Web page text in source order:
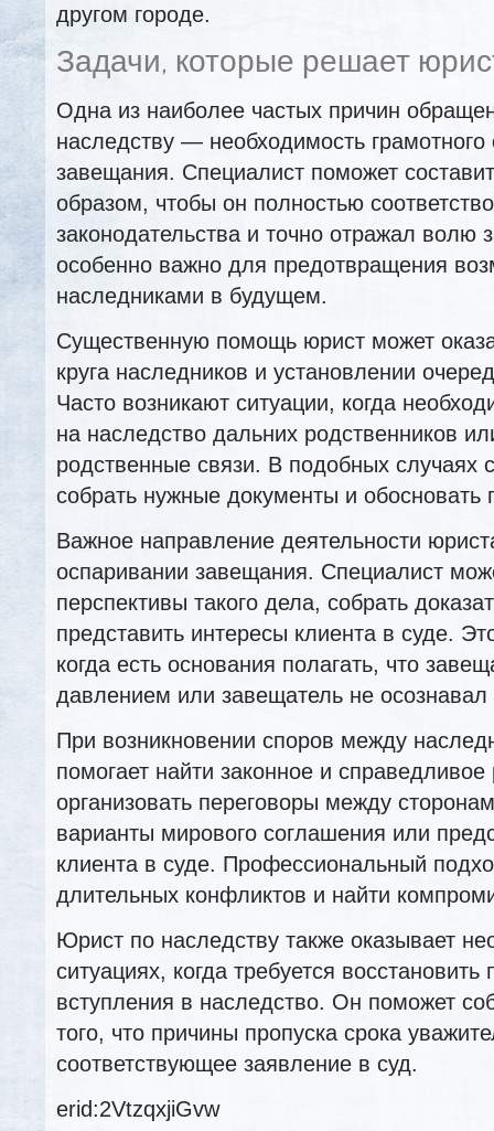
другом городе.
Задачи, которые решает
Одна из наиболее частых причин
наследству — необходимость
завещания. Специалист поможет
образом, чтобы он полностью
законодательства и точно отражал волю
особенно важно для предотвращения
наследниками в будущем.
Существенную помощь юрист может
круга наследников и установлении
Часто возникают ситуации, когда
на наследство дальних родственников
родственные связи. В подобных случаях
собрать нужные документы и обосновать
Важное направление деятельности
оспаривании завещания. Специалист
перспективы такого дела, собрать
представить интересы клиента в суде.
когда есть основания полагать, что
давлением или завещатель не осознавал
При возникновении споров между
помогает найти законное и
организовать переговоры между
варианты мирового соглашения или
клиента в суде. Профессиональный
длительных конфликтов и найти
Юрист по наследству также оказывает
ситуациях, когда требуется
вступления в наследство. Он поможет
того, что причины пропуска срока
соответствующее заявление в суд.
erid:2VtzqxjiGvw